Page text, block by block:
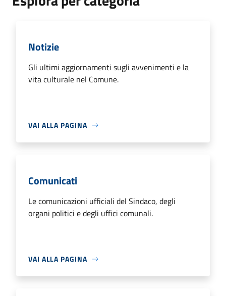
Notizie
Gli ultimi aggiornamenti sugli avvenimenti e la
vita culturale nel Comune.
VAI ALLA PAGINA
Comunicati
Le comunicazioni ufficiali del Sindaco, degli
organi politici e degli uffici comunali.
VAI ALLA PAGINA